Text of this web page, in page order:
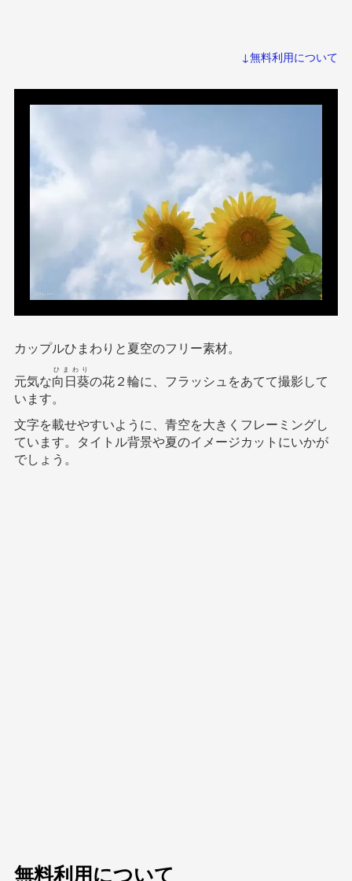
↓無料利用について
カップルひまわりと夏空のフリー素材。
元気な向日葵
ひまわり
の花２輪に、フラッシュをあてて撮影して
います。
文字を載せやすいように、青空を大きくフレーミングし
ています。タイトル背景や夏のイメージカットにいかが
でしょう。
無料利用について